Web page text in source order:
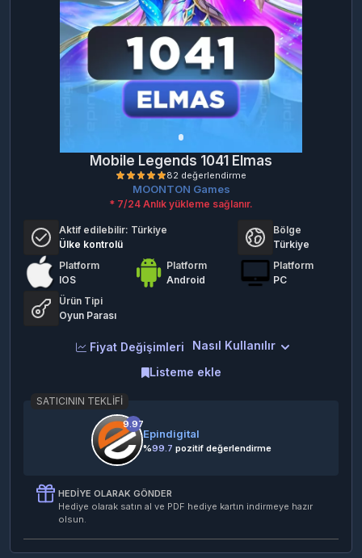
Mobile Legends 1041 Elmas
MOONTON Games
* 7/24 Anlık yükleme sağlanır.
Aktif edilebilir: Türkiye
Ülke kontrolü
Bölge
Türkiye
Platform
IOS
Platform
Android
Platform
PC
Ürün Tipi
Oyun Parası
Nasıl Kullanılır
Fiyat Değişimleri
Listeme ekle
SATICININ TEKLIFI
9.97
Epindigital
%99.7 pozitif değerlendirme
HEDIYE OLARAK GÖNDER
Hediye olarak satın al ve PDF hediye kartın indirmeye hazır
olsun.